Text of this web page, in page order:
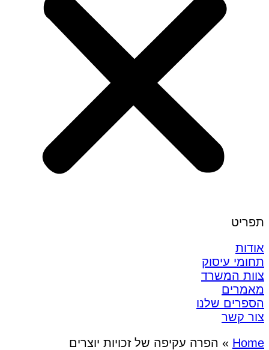
תפריט
אודות
תחומי עיסוק
צוות המשרד
מאמרים
הספרים שלנו
צור קשר
Home
» הפרה עקיפה של זכויות יוצרים